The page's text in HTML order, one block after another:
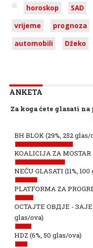
horoskop SAD
vrijeme
prognoza
automobili
Džeko
ANKETA
Za koga ćete glasati
BH BLOK(29%, 252 glas/
KOALICIJA ZA MOSTAR
NEĆU GLASATI (11%,
PLATFORMA ZA
ОСТАЈТЕ ОВДЈЕ -
glas/ova)
HDZ (6%, 50 glas/ova)